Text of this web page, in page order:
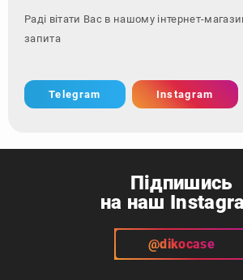
Раді вітати Вас в нашому інтернет-
запитання - зверн
Telegram Instagram
Підпишись
на наш
@dikocase